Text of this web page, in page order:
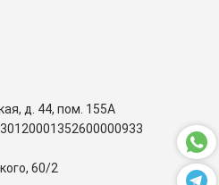
д. 44, пом. 155А
60/2